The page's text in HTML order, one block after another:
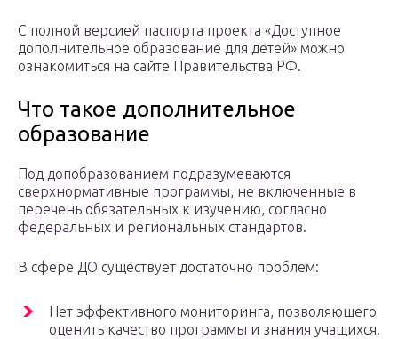
С полной версией паспорта проекта «Доступное
дополнительное образование для детей» можно
ознакомиться на сайте Правительства РФ.
Что такое дополнительное
образование
Под допобразованием подразумеваются
сверхнормативные программы, не включенные в
перечень обязательных к изучению, согласно
федеральных и региональных стандартов.
В сфере ДО существует достаточно проблем:
Нет эффективного мониторинга, позволяющего
оценить качество программы и знания учащихся.